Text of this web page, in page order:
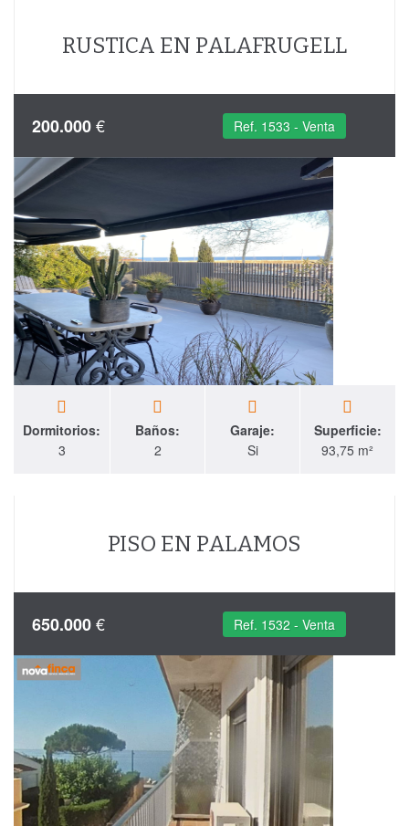
RUSTICA EN PALAFRUGELL
200.000€ Ref. 1533 - Venta
Dormitorios:
3
Baños:
2
Garaje:
Si
Superficie:
93,75 m²
PISO EN PALAMOS
650.000€ Ref. 1532 - Venta